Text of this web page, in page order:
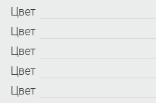
Цвет
Цвет
Цвет
Цвет
Цвет